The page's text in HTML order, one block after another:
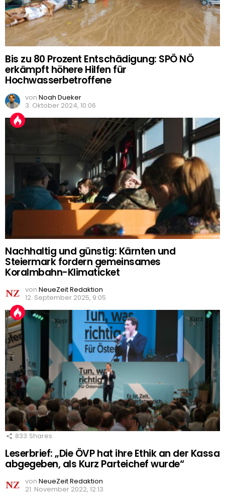
Bis zu 80 Prozent Entschädigung: SPÖ NÖ
erkämpft höhere Hilfen für
Hochwasserbetroffene
von Noah Dueker
3. Oktober 2024, 10:06
Nachhaltig und günstig: Kärnten und
Steiermark fordern gemeinsames
Koralmbahn-Klimaticket
von NeueZeit Redaktion
12. September 2025, 9:05
833 Shares
Leserbrief: „Die ÖVP hat ihre Ethik an der Kassa
abgegeben, als Kurz Parteichef wurde“
von NeueZeit Redaktion
21. November 2022, 12:13